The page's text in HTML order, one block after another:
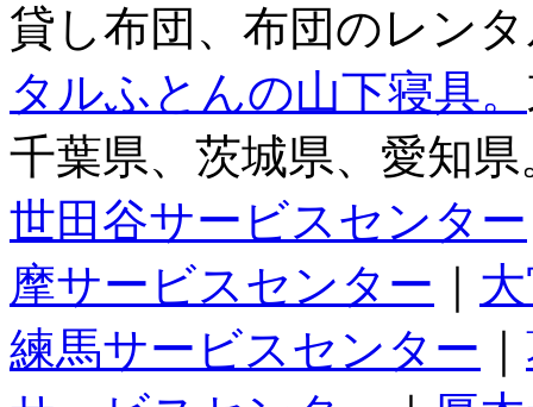
貸し布団、布団のレン
タルふとんの山下寝具。
千葉県、茨城県、愛知県
世田谷サービスセンター
摩サービスセンター
練馬サービスセンター